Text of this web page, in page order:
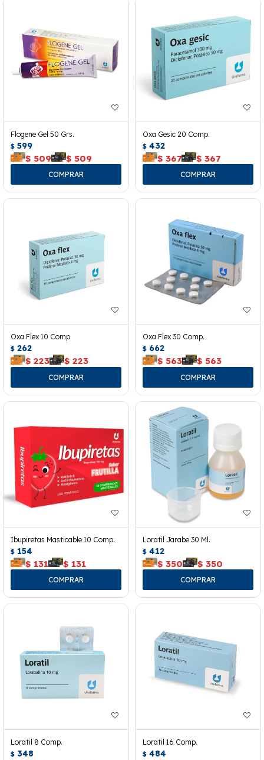
Flogene Gel 50 Grs.
$ 599
$ 509 $ 509
Oxa Gesic 20 Comp.
$ 432
$ 367 $ 367
Oxa Flex 10 Comp
$ 262
$ 223 $ 223
Oxa Flex 30 Comp.
$ 662
$ 563 $ 563
Ibupiretas Masticable 10 Comp.
$ 154
$ 131 $ 131
Loratil Jarabe 30 Ml.
$ 412
$ 350 $ 350
Loratil 8 Comp.
$ 348
Loratil 16 Comp.
$ 484